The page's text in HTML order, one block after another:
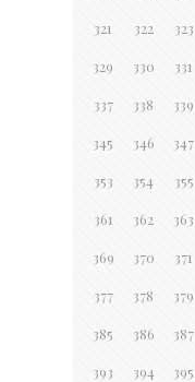
321 322 323
329 330 331
337 338 339
345 346 347
353 354 355
361 362 363
369 370 371
377 378 379
385 386 387
393 394 395